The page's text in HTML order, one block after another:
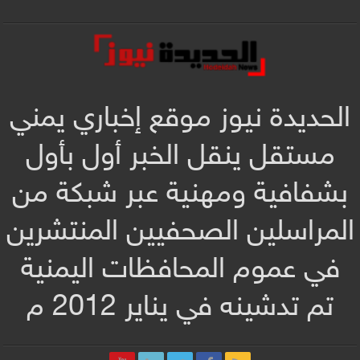
الحديدة نيوز موقع إخباري يمني
مستقل ينقل الخبر أول بأول
بشفافية ومهنية عبر شبكة من
المراسلين الصحفيين المنتشرين
في عموم المحافظات اليمنية
تم تدشينه في يناير 2012 م